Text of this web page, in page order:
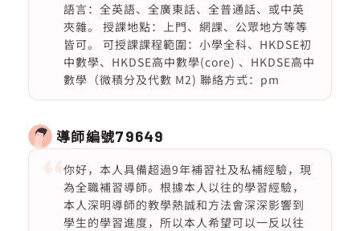
語言：全英語、全廣東話、全普通話、或中英
夾雜。 授課地點：上門、網課、公眾地方等等
皆可。 可授課課程範圍：小學全科、HKDSE初
中數學、HKDSE高中數學(core) 、HKDSE高中
數學（微積分及代數 M2) 聯絡方式：pm
導師編號79649
你好，本人具備超過9年補習社及私補經驗，現
為全職補習導師。根據本人以往的學習經驗，
本人深明導師的教學熱誠和方法會深深影響到
學生的學習進度，所以本人希望可以一反以往